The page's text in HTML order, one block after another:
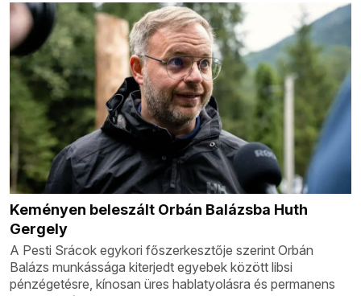
Keményen beleszált Orbán Balázsba Huth
Gergely
A Pesti Srácok egykori főszerkesztője szerint Orbán
Balázs munkássága kiterjedt egyebek között libsi
pénzégetésre, kínosan üres hablatyolásra és permanens